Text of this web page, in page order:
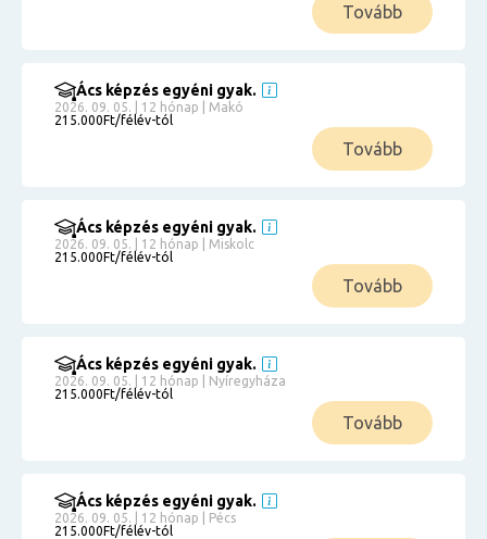
Tovább
Ács képzés egyéni gyak.
2026. 09. 05. | 12 hónap | Makó
215.000Ft/félév-tól
Tovább
Ács képzés egyéni gyak.
2026. 09. 05. | 12 hónap | Miskolc
215.000Ft/félév-tól
Tovább
Ács képzés egyéni gyak.
2026. 09. 05. | 12 hónap | Nyíregyháza
215.000Ft/félév-tól
Tovább
Ács képzés egyéni gyak.
2026. 09. 05. | 12 hónap | Pécs
215.000Ft/félév-tól